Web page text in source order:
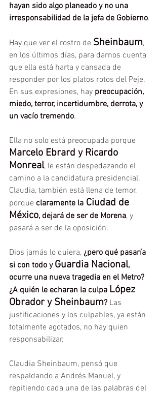
hayan sido algo planeado y no una
irresponsabilidad de la jefa de Gobierno.
Hay que ver el rostro de Sheinbaum,
en los últimos días, para darnos cuenta
que ella está harta y cansada de
responder por los platos rotos del Peje.
En sus expresiones, hay preocupación,
miedo, terror, incertidumbre, derrota, y
un vacío tremendo.
Ella no solo está preocupada porque
Marcelo Ebrard y Ricardo
Monreal, le están despedazando el
camino a la candidatura presidencial.
Claudia, también está llena de temor,
porque claramente la Ciudad de
México, dejará de ser de Morena, y
pasará a ser de la oposición.
Dios jamás lo quiera, ¿pero qué pasaría
si con todo y Guardia Nacional,
ocurre una nueva tragedia en el Metro?
¿A quién le echaran la culpa López
Obrador y Sheinbaum? Las
justificaciones y los culpables, ya están
totalmente agotados, no hay quien
responsabilizar.
Claudia Sheinbaum, pensó que
respaldando a Andrés Manuel, y
repitiendo cada una de las palabras del